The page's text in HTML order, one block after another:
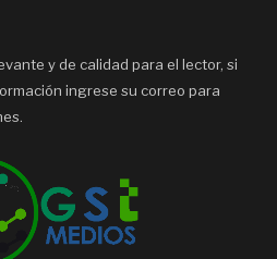
y de calidad para el lector, si
ingrese su correo para